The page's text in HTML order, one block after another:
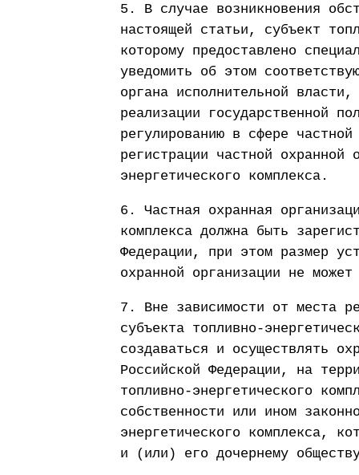
5. В случае возникновения
настоящей статьи, субъект
которому предоставлено
уведомить об этом
органа исполнительной
реализации государственной
регулированию в сфере
регистрации частной охранной
энергетического комплекса.
6. Частная охранная
комплекса должна быть
Федерации, при этом размер
охранной организации не
7. Вне зависимости от места
субъекта топливно-
создаваться и осуществлять
Российской Федерации, на
топливно-энергетического
собственности или ином
энергетического комплекса,
и (или) его дочернему